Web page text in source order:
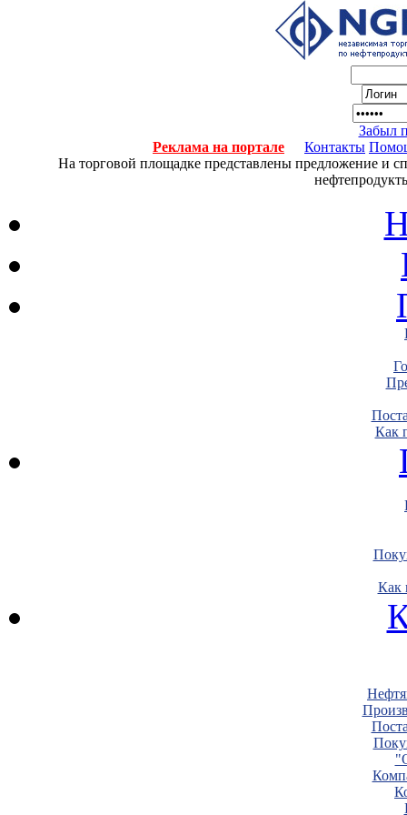
Забыл
Реклама на портале
Контакты
На торговой площадке представлены предложение и
Как
Как